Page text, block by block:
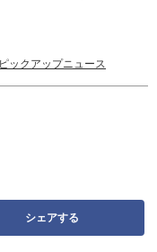
ピックアップニュース
シェアする